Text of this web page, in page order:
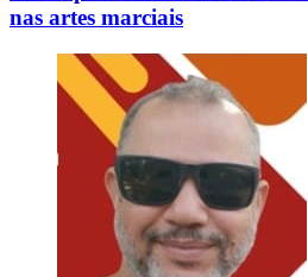
nas artes marciais